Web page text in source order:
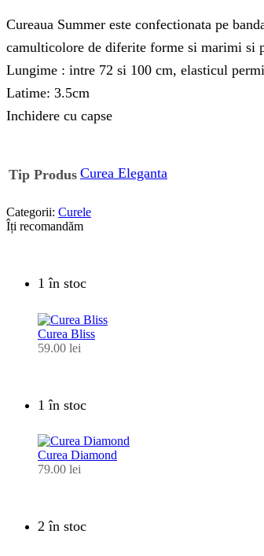
Cureaua Summer este confectionata pe
camulticolore de diferite forme si marimi si
Lungime : intre 72 si 100 cm, elasticul
Latime: 3.5cm
Inchidere cu capse
Tip Produs Curea Eleganta
Categorii: Curele
Îți recomandăm
1 în stoc
Curea Bliss
59.00 lei
1 în stoc
Curea Diamond
79.00 lei
2 în stoc